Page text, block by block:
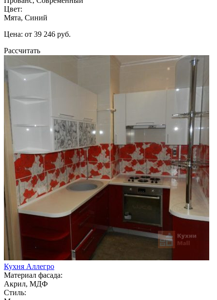
Цвет:
Мята, Синий
Цена: от 39 246 руб.
Рассчитать
Кухня Аллегро
Материал фасада:
Акрил, МДФ
Стиль: